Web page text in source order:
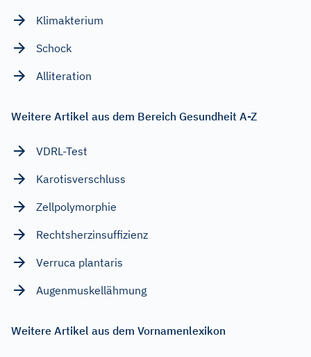
Klimakterium
Schock
Alliteration
Weitere Artikel aus dem Bereich Gesundheit A-Z
VDRL-Test
Karotisverschluss
Zellpolymorphie
Rechtsherzinsuffizienz
Verruca plantaris
Augenmuskellähmung
Weitere Artikel aus dem Vornamenlexikon